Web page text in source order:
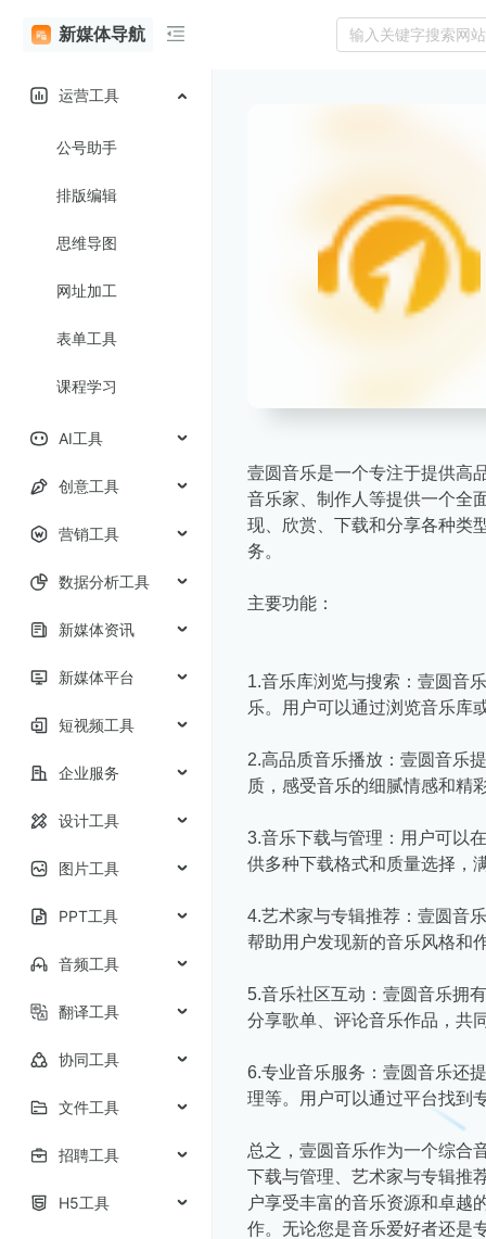
新媒体导航
运营工具
公号助手
排版编辑
思维导图
网址加工
表单工具
课程学习
AI工具
创意工具
营销工具
数据分析工具
新媒体资讯
新媒体平台
短视频工具
企业服务
设计工具
图片工具
PPT工具
音频工具
翻译工具
协同工具
文件工具
招聘工具
H5工具
壹圆音乐是一个专注于提供高
音乐家、制作人等提供一个全
现、欣赏、下载和分享各种类
务。
主要功能：
1.音乐库浏览与搜索：壹圆音
乐。用户可以通过浏览音乐库
2.高品质音乐播放：壹圆音乐
质，感受音乐的细腻情感和精
3.音乐下载与管理：用户可以
供多种下载格式和质量选择，
4.艺术家与专辑推荐：壹圆音
帮助用户发现新的音乐风格和
5.音乐社区互动：壹圆音乐拥
分享歌单、评论音乐作品，共
6.专业音乐服务：壹圆音乐还
理等。用户可以通过平台找到
总之，壹圆音乐作为一个综合
下载与管理、艺术家与专辑推
户享受丰富的音乐资源和卓越
作。无论您是音乐爱好者还是